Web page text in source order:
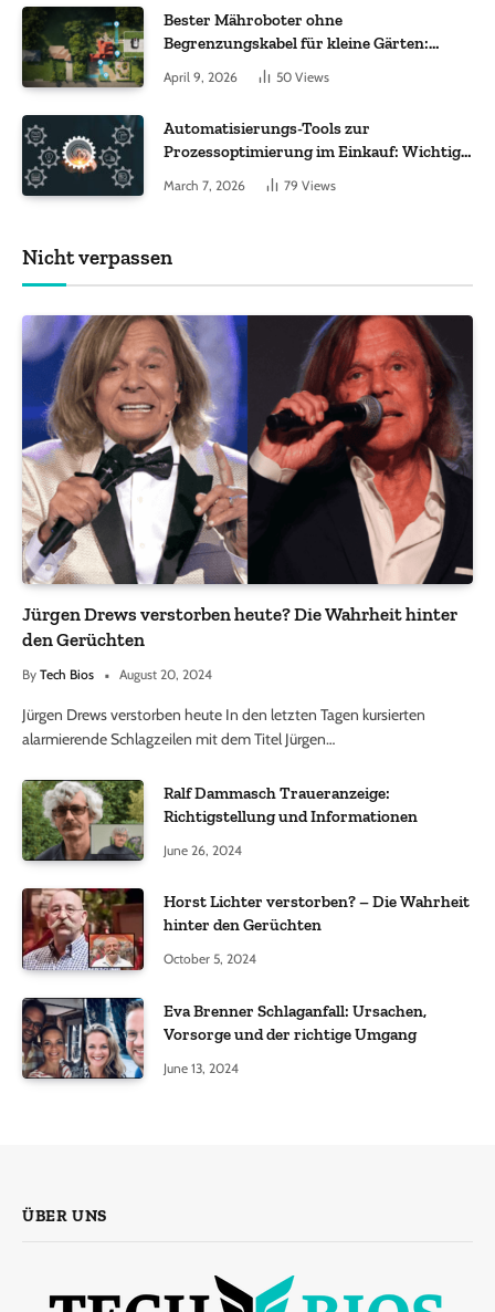
Bester Mähroboter ohne
Begrenzungskabel für kleine Gärten:
Worauf es bei 200 bis 500 m² wirklich
ankommt
April 9, 2026 50 Views
Automatisierungs-Tools zur
Prozessoptimierung im Einkauf: Wichtige
Funktionen, auf die Sie achten sollten
March 7, 2026 79 Views
Nicht verpassen
Jürgen Drews verstorben heute? Die Wahrheit hinter
den Gerüchten
By Tech Bios August 20, 2024
Jürgen Drews verstorben heute In den letzten Tagen kursierten
alarmierende Schlagzeilen mit dem Titel Jürgen…
Ralf Dammasch Traueranzeige:
Richtigstellung und Informationen
June 26, 2024
Horst Lichter verstorben? – Die Wahrheit
hinter den Gerüchten
October 5, 2024
Eva Brenner Schlaganfall: Ursachen,
Vorsorge und der richtige Umgang
June 13, 2024
ÜBER UNS